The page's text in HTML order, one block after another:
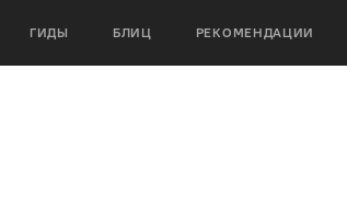
ГИДЫ БЛИЦ РЕКОМЕНДАЦИИ